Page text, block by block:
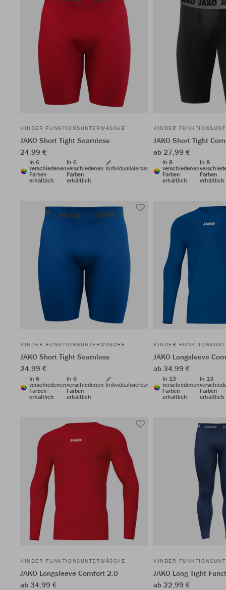
KINDER FUNKTIONSUNTERWÄSCHE
JAKO Short Tight Seamless
24,99 €
In 6
verschiedenen
Farben
erhältlich
In 6
verschiedenen
Farben
erhältlich
Individualisierbar
KINDER
JAKO Short Tight
ab 27,99 €
In 8
verschiedenen
Farben
erhältlich
In 8
Farben
erhältlich
KINDER FUNKTIONSUNTERWÄSCHE
JAKO Short Tight Seamless
24,99 €
In 6
verschiedenen
Farben
erhältlich
In 6
verschiedenen
Farben
erhältlich
Individualisierbar
KINDER
JAKO Longsleeve
ab 34,99 €
In 13
verschiedenen
Farben
erhältlich
In 13
Farben
erhältlich
KINDER FUNKTIONSUNTERWÄSCHE
JAKO Longsleeve Comfort 2.0
ab 34,99 €
KINDER
JAKO Long Tight
ab 22,99 €